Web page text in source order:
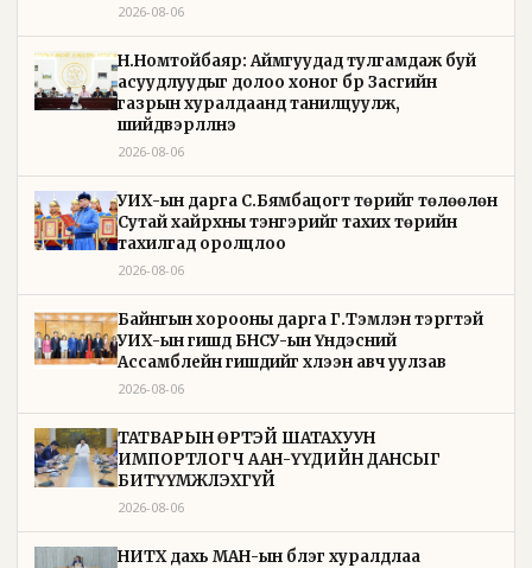
2026-08-06
Н.Номтойбаяр: Аймгуудад тулгамдаж буй
асуудлуудыг долоо хоног бүр Засгийн
газрын хуралдаанд танилцуулж,
шийдвэрлүүлнэ
2026-08-06
УИХ-ын дарга С.Бямбацогт төрийг төлөөлөн
Сутай хайрхны тэнгэрийг тахих төрийн
тахилгад оролцлоо
2026-08-06
Байнгын хорооны дарга Г.Тэмүүлэн тэргүүтэй
УИХ-ын гишүүд БНСУ-ын Үндэсний
Ассамблейн гишүүдийг хүлээн авч уулзав
2026-08-06
ТАТВАРЫН ӨРТЭЙ ШАТАХУУН
ИМПОРТЛОГЧ ААН-ҮҮДИЙН ДАНСЫГ
БИТҮҮМЖЛЭХГҮЙ
2026-08-06
НИТХ дахь МАН-ын бүлэг хуралдлаа